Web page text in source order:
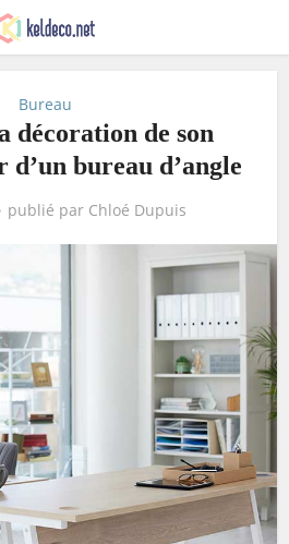
Bureau
décoration de son
bureau d’angle
publié par Chloé Dupuis